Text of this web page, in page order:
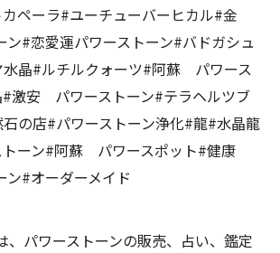
ペーラ#ユーチューバーヒカル#金
#恋愛運パワーストーン#バドガシュ
水晶#ルチルクォーツ#阿蘇 パワース
#激安 パワーストーン#テラヘルツブ
の店#パワーストーン浄化#龍#水晶龍
トーン#阿蘇 パワースポット#健康
#オーダーメイド
、パワーストーンの販売、占い、鑑定